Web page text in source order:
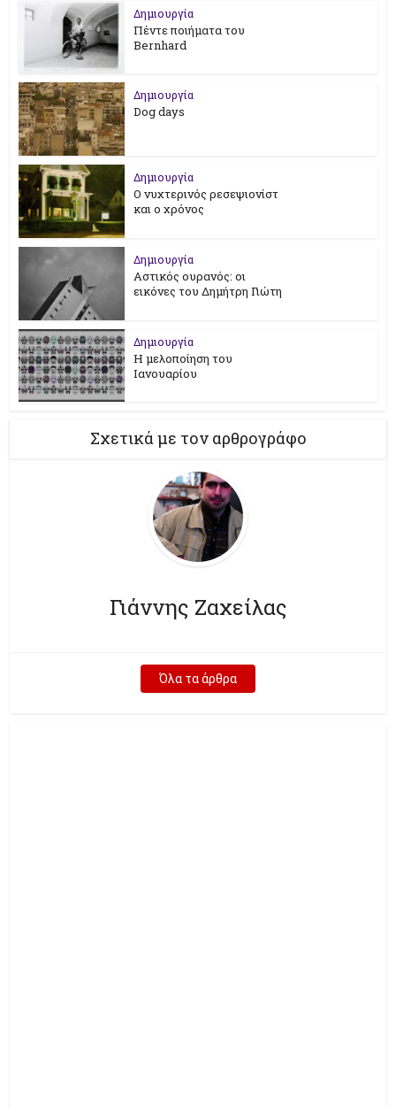
Δημιουργία
Πέντε ποιήματα του
Bernhard
Δημιουργία
Dog days
Δημιουργία
Ο νυχτερινός ρεσεψιονίστ
και ο χρόνος
Δημιουργία
Αστικός ουρανός: οι
εικόνες του Δημήτρη Γιώτη
Δημιουργία
Η μελοποίηση του
Ιανουαρίου
Σχετικά με τον αρθρογράφο
Γιάννης Ζαχείλας
Όλα τα άρθρα